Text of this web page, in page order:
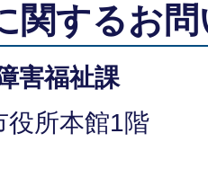
関するお
害福祉課
役所本館1階